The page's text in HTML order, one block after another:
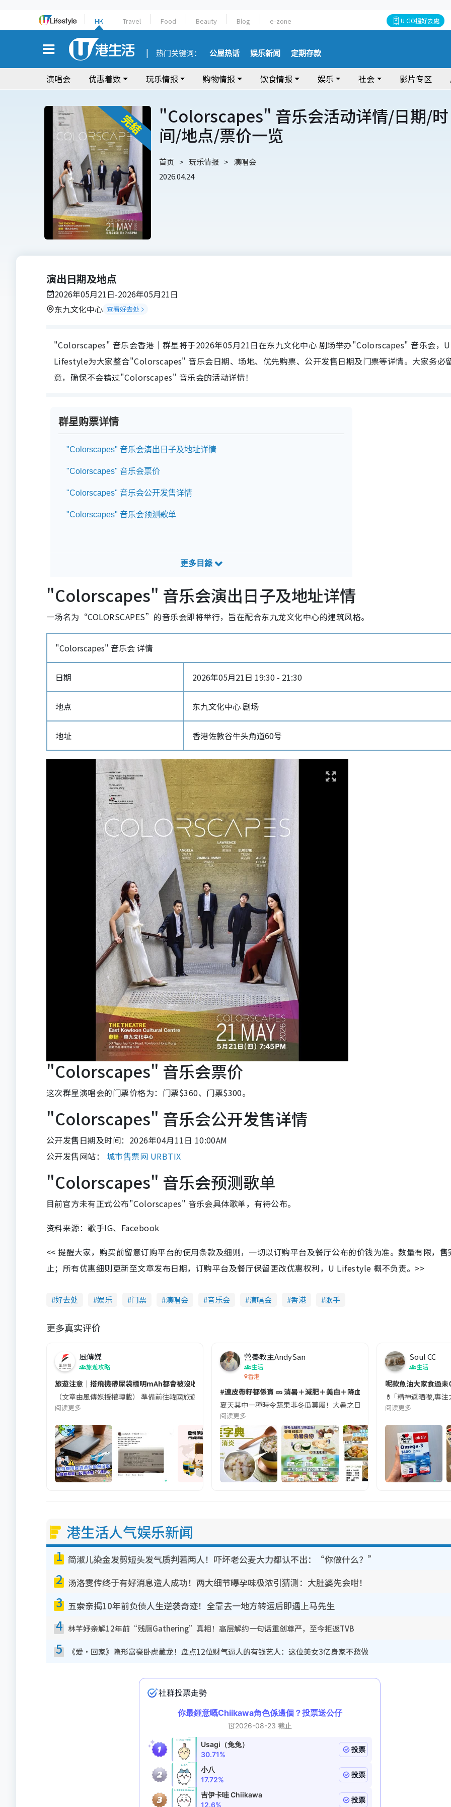
HK Travel Food Beauty Blog e-zone U GO搵好去處
热门关键词： 公屋热话 娱乐新闻 定期存款
演唱会 优惠着数 玩乐情报 购物情报 饮食情报 娱乐 社会 影片专区
"Colorscapes" 音乐会活动详情/日期/时
间/地点/票价一览
首页 玩乐情报
演唱会
2026.04.24
演出日期及地点
2026年05月21日-2026年05月21日
东九文化中心 查看好去处
"Colorscapes" 音乐会香港｜群星将于2026年05月21日在东九文化中心 剧场举办"Colorscapes" 音乐会，U
Lifestyle为大家整合"Colorscapes" 音乐会日期、场地、优先购票、公开发售日期及门票等详情。大家务必
意，确保不会错过"Colorscapes" 音乐会的活动详情！
群星购票详情
"Colorscapes" 音乐会演出日子及地址详情
"Colorscapes" 音乐会票价
"Colorscapes" 音乐会公开发售详情
"Colorscapes" 音乐会预测歌单
"Colorscapes" 音乐会演出日子及地址详情
一场名为“COLORSCAPES”的音乐会即将举行，旨在配合东九龙文化中心的建筑风格。
"Colorscapes" 音乐会 详情
日期 2026年05月21日 19:30 - 21:30
地点 东九文化中心 剧场
地址 香港佐敦谷牛头角道60号
"Colorscapes" 音乐会票价
这次群星演唱会的门票价格为：门票$360、门票$300。
"Colorscapes" 音乐会公开发售详情
公开发售日期及时间：2026年04月11日 10:00AM
公开发售网站： 城市售票网 URBTIX
"Colorscapes" 音乐会预测歌单
目前官方未有正式公布"Colorscapes" 音乐会具体歌单，有待公布。
资料来源：歌手IG、Facebook
<< 提醒大家，购买前留意订购平台的使用条款及细则，一切以订购平台及餐厅公布的价钱为准。数量有限，售
止；所有优惠细则更新至文章发布日期，订购平台及餐厅保留更改优惠权利，U Lifestyle 概不负责。>>
好去处 娱乐 门票 演唱会 音乐会 演唱会 香港 歌手
更多真实评价
風傳媒
旅遊攻略
旅遊注意｜搭飛機帶尿袋標明mAh都會被沒收😱出發前切記檢查「1標示」🚨
（文章由風傳媒授權轉載） 準備前往韓國旅遊的民眾，近期要特別留意隨身行李中的行動電源。一名旅客日前在機場安檢
阅读更多
營養教主AndySan
生活
香港
#連皮帶籽都係寶 🥒 消暑＋減肥＋美白＋降血脂
夏天其中一種時令蔬果非冬瓜莫屬！大暑之日，點都要飲碗冬瓜湯消暑
阅读更多
Soul CC
生活
呢款魚油大家食過未
💊 ｢精神返晒嚟,專
阅读更多
港生活人气娱乐新闻
1 简淑儿染金发剪短头发气质判若两人！吓坏老公麦大力都认不出：“你做什么？”
2 汤洛雯传终于有好消息造人成功！两大细节曝孕味极浓引猜测：大肚婆先会咁！
3 五索亲揭10年前负债人生逆袭奇迹！全靠去一地方转运后即遇上马先生
4 林芊妤亲解12年前“残厕Gathering”真相！高层解约一句话重创尊严，至今拒返TVB
5 《爱·回家》隐形富豪卧虎藏龙！盘点12位财气逼人的有钱艺人：这位美女3亿身家不愁做